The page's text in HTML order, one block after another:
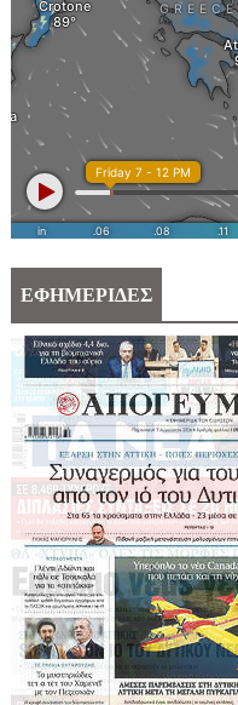
ΕΦΗΜΕΡΙΔΕΣ